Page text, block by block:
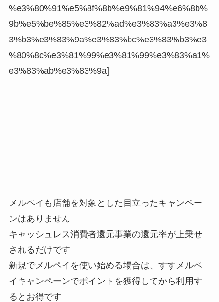
%e3%80%91%e5%8f%8b%e9%81%94%e6%8b%
9b%e5%be%85%e3%82%ad%e3%83%a3%e3%8
3%b3%e3%83%9a%e3%83%bc%e3%83%b3%e3
%80%8c%e3%81%99%e3%81%99%e3%83%a1%
e3%83%ab%e3%83%9a]
メルペイも店舗を対象とした目立ったキャンペー
ンはありません
キャッシュレス消費者還元事業の還元率が上乗せ
されるだけです
新規でメルペイを使い始める場合は、すすメルペ
イキャンペーンでポイントを獲得してから利用す
るとお得です